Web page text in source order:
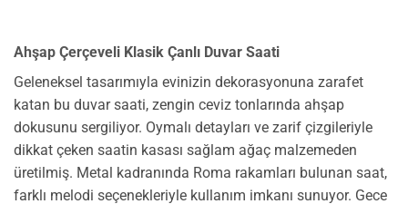
Ahşap Çerçeveli Klasik Çanlı Duvar Saati
Geleneksel tasarımıyla evinizin dekorasyonuna zarafet
katan bu duvar saati, zengin ceviz tonlarında ahşap
dokusunu sergiliyor. Oymalı detayları ve zarif çizgileriyle
dikkat çeken saatin kasası sağlam ağaç malzemeden
üretilmiş. Metal kadranında Roma rakamları bulunan saat,
farklı melodi seçenekleriyle kullanım imkanı sunuyor. Gece